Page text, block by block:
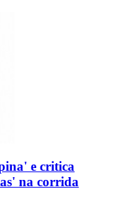
e critica
na corrida